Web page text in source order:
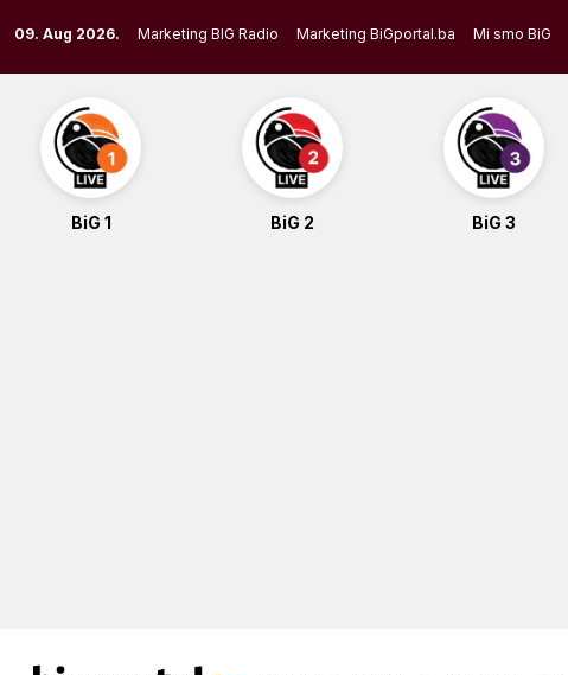
to
content
09. Aug 2026. Marketing BIG Radio Marketing BiGportal.ba Mi smo BiG
BiG 1 BiG 2 BiG 3